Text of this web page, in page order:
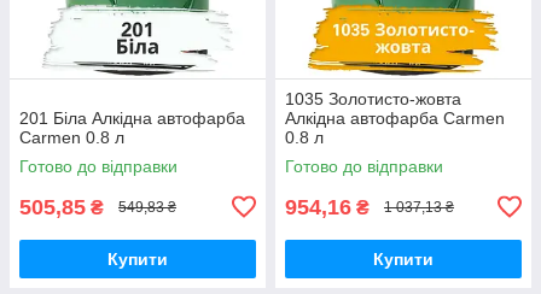
201 Біла Алкідна автофарба
Carmen 0.8 л
Готово до відправки
505,85 ₴ 549,83 ₴
Купити
1035 Золотисто-жовта
Алкідна автофарба Carmen
0.8 л
Готово до відправки
954,16 ₴ 1 037,13 ₴
Купити